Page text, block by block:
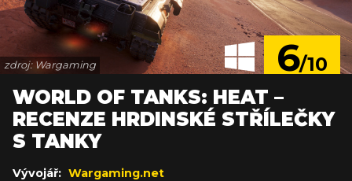
6/10
zdroj: Wargaming
WORLD OF TANKS: HEAT –
RECENZE HRDINSKÉ STŘÍLEČKY
S TANKY
Vývojář: Wargaming.net